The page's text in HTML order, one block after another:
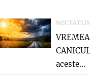
aceste...